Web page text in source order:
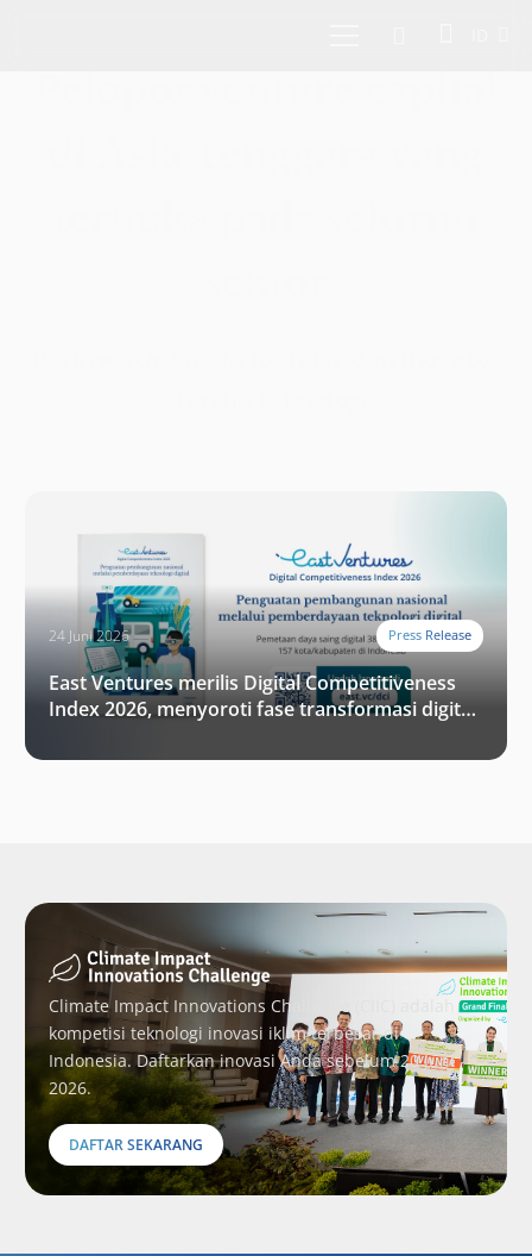
24 Juni 2026 Press Release
East Ventures merilis Digital Competitiveness
Index 2026, menyoroti fase transformasi digital
Climate Impact Innovations Challenge (CIIC) adalah
kompetisi teknologi inovasi iklim terbesar di
Indonesia. Daftarkan inovasi Anda sebelum 20 Juni
2026.
DAFTAR SEKARANG